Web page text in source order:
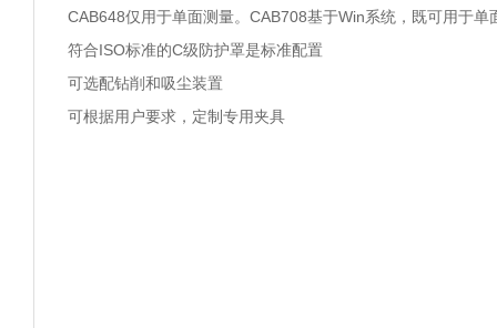
CAB648仅用于单面测量。CAB708基于Win系统，既可用于
符合ISO标准的C级防护罩是标准配置
可选配钻削和吸尘装置
可根据用户要求，定制专用夹具